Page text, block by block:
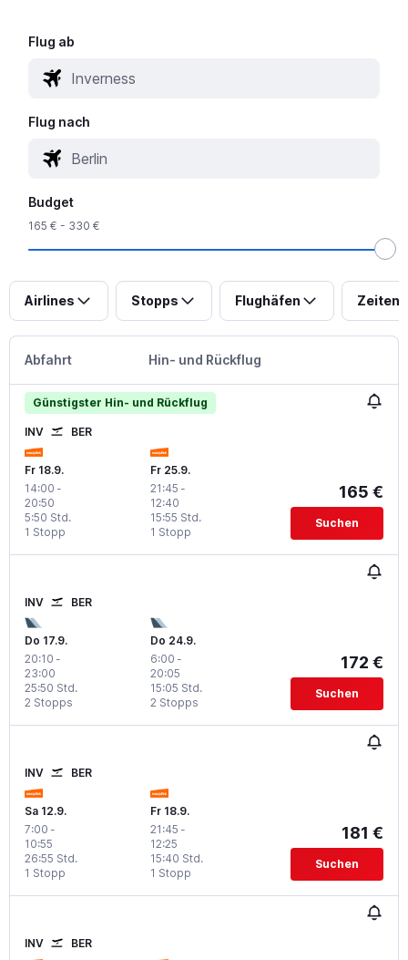
Flug ab
Flug nach
Budget
165 € - 330 €
Airlines Stopps Flughäfen Zeiten
Abfahrt Hin- und Rückflug
Günstigster Hin- und Rückflug
INV BER
Fr 18.9.
14:00 -
20:50
1 Stopp
5:50 Std.
Fr 25.9.
21:45 -
12:40
1 Stopp
15:55 Std.
165 €
Suchen
INV BER
Do 17.9.
20:10 -
23:00
2 Stopps
25:50 Std.
Do 24.9.
6:00 -
20:05
2 Stopps
15:05 Std.
172 €
Suchen
INV BER
Sa 12.9.
7:00 -
10:55
1 Stopp
26:55 Std.
Fr 18.9.
21:45 -
12:25
1 Stopp
15:40 Std.
181 €
Suchen
INV BER